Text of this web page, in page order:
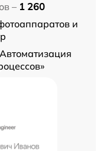
– 1 260
и